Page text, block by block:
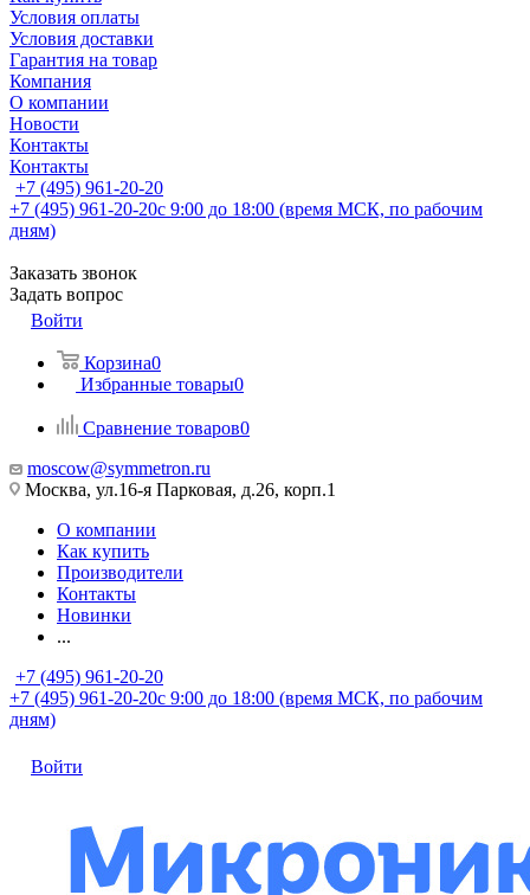
Условия оплаты
Условия доставки
Гарантия на товар
Компания
О компании
Новости
Контакты
Контакты
+7 (495) 961-20-20
+7 (495) 961-20-20с 9:00 до 18:00 (время МСК, по рабочим
дням)
Заказать звонок
Задать вопрос
Войти
Корзина0
Избранные товары0
Сравнение товаров0
moscow@symmetron.ru
Москва, ул.16-я Парковая, д.26, корп.1
О компании
Как купить
Производители
Контакты
Новинки
...
+7 (495) 961-20-20
+7 (495) 961-20-20с 9:00 до 18:00 (время МСК, по рабочим
дням)
Войти